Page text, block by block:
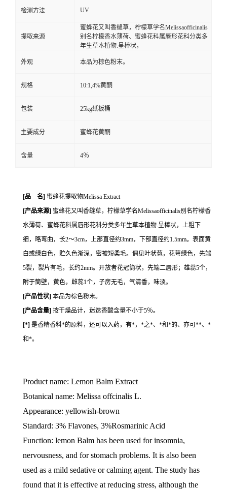
检测方法 UV
提取来源
蜜蜂花又叫香缝草，柠檬草学名Melissaofficinalis
别名柠檬香水薄荷、蜜蜂花科属唇形花科分类多
年生草本植物.呈棒状，
外观 本品为棕色粉末。
规格 10:1,4%黄酮
包装 25kg纸板桶
主要成分 蜜蜂花黄酮
含量 4％
[品 名] 蜜蜂花提取物Melissa Extract
[产品来源] 蜜蜂花又叫香缝草，柠檬草学名Melissaofficinalis别名柠檬香
水薄荷、蜜蜂花科属唇形花科分类多年生草本植物.呈棒状，上粗下
细，略弯曲，长2～3cm，上部直径约3mm，下部直径约1.5mm。表面黄
白或绿白色，贮久色渐深，密被短柔毛。偶见叶状苞，花萼绿色，先端
5裂，裂片有毛，长约2mm。开放者花冠筒状，先端二唇形；雄蕊5个，
附于筒壁，黄色，雌蕊1个，子房无毛，气清香，味淡。
[产品性状] 本品为棕色粉末。
[产品含量] 按干燥品计，迷迭香酸含量不小于5％。
[*] 是香精香料*的原料，还可以入药，有*，*之*、*和*的、亦可**、*
和*。
Product name: Lemon Balm Extract
Botanical name: Melissa offcinalis L.
Appearance: yellowish-brown
Standard: 3% Flavones, 3%Rosmarinic Acid
Function: lemon Balm has been used for insomnia,
nervousness, and for stomach problems. It is also been
used as a mild sedative or calming agent. The study has
found that it is effective at reducing stress, although the